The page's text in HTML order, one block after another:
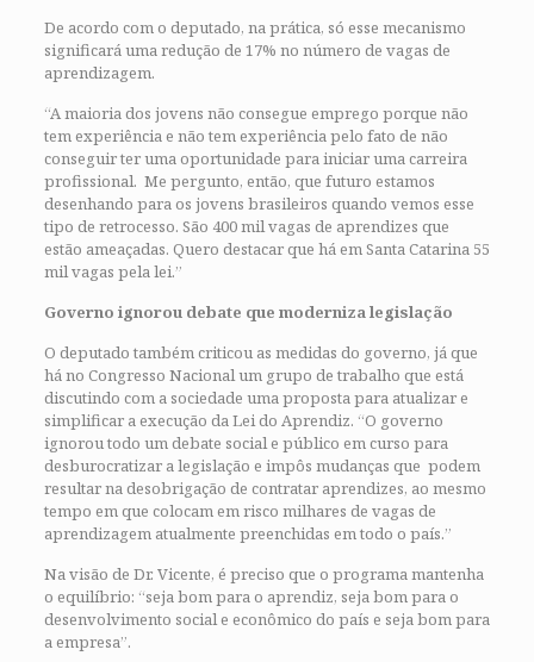
De acordo com o deputado, na prática, só esse mecanismo
significará uma redução de 17% no número de vagas de
aprendizagem.
“A maioria dos jovens não consegue emprego porque não
tem experiência e não tem experiência pelo fato de não
conseguir ter uma oportunidade para iniciar uma carreira
profissional. Me pergunto, então, que futuro estamos
desenhando para os jovens brasileiros quando vemos esse
tipo de retrocesso. São 400 mil vagas de aprendizes que
estão ameaçadas. Quero destacar que há em Santa Catarina 55
mil vagas pela lei.”
Governo ignorou debate que moderniza legislação
O deputado também criticou as medidas do governo, já que
há no Congresso Nacional um grupo de trabalho que está
discutindo com a sociedade uma proposta para atualizar e
simplificar a execução da Lei do Aprendiz. “O governo
ignorou todo um debate social e público em curso para
desburocratizar a legislação e impôs mudanças que podem
resultar na desobrigação de contratar aprendizes, ao mesmo
tempo em que colocam em risco milhares de vagas de
aprendizagem atualmente preenchidas em todo o país.”
Na visão de Dr. Vicente, é preciso que o programa mantenha
o equilíbrio: “seja bom para o aprendiz, seja bom para o
desenvolvimento social e econômico do país e seja bom para
a empresa”.